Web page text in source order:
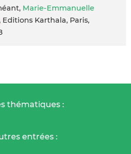
Marie-Emmanuelle
Editions Karthala, Paris,
thématiques :
entrées :